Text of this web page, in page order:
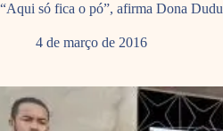
“Aqui só fica o pó”, afirma Dona Dudu
4 de março de 2016